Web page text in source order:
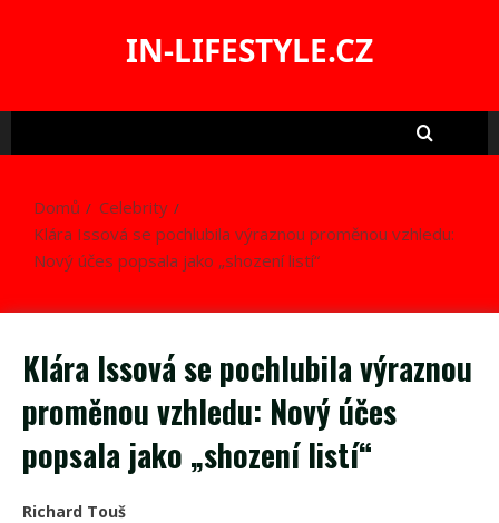
IN-LIFESTYLE.CZ
Domů
Celebrity
Klára Issová se pochlubila výraznou proměnou vzhledu:
Nový účes popsala jako „shození listí“
Klára Issová se pochlubila výraznou
proměnou vzhledu: Nový účes
popsala jako „shození listí“
Richard Touš